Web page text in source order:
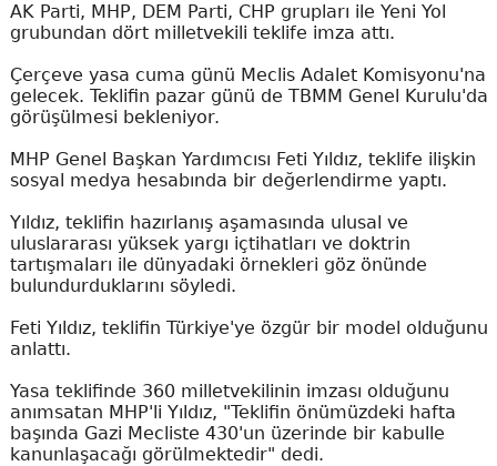
AK Parti, MHP, DEM Parti, CHP grupları ile Yeni Yol
grubundan dört milletvekili teklife imza attı.
Çerçeve yasa cuma günü Meclis Adalet Komisyonu'na
gelecek. Teklifin pazar günü de TBMM Genel Kurulu'da
görüşülmesi bekleniyor.
MHP Genel Başkan Yardımcısı Feti Yıldız, teklife ilişkin
sosyal medya hesabında bir değerlendirme yaptı.
Yıldız, teklifin hazırlanış aşamasında ulusal ve
uluslararası yüksek yargı içtihatları ve doktrin
tartışmaları ile dünyadaki örnekleri göz önünde
bulundurduklarını söyledi.
Feti Yıldız, teklifin Türkiye'ye özgür bir model olduğunu
anlattı.
Yasa teklifinde 360 milletvekilinin imzası olduğunu
anımsatan MHP'li Yıldız, "Teklifin önümüzdeki hafta
başında Gazi Mecliste 430'un üzerinde bir kabulle
kanunlaşacağı görülmektedir" dedi.